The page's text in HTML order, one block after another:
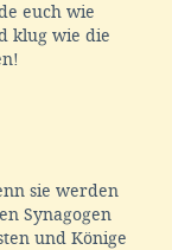
euch wie
klug wie die
sie werden
Synagogen
und Könige